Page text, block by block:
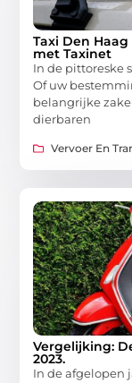
Taxi Den
met Taxinet
In de pittoreske
Of uw
belangrijke
dierbaren
Vervoer En
Vergelijking:
2023.
In de afgelopen